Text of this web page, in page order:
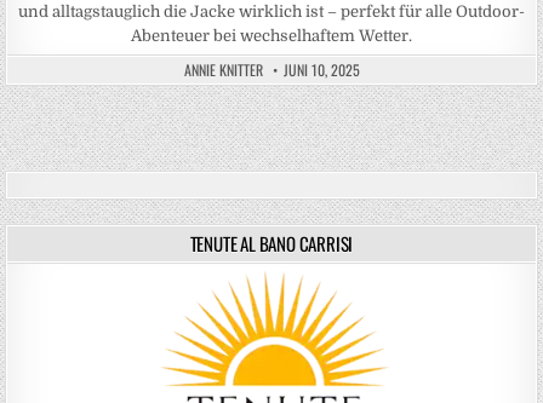
und alltagstauglich die Jacke wirklich ist – perfekt für alle Outdoor-
Abenteuer bei wechselhaftem Wetter.
ANNIE KNITTER JUNI 10, 2025
TENUTE AL BANO CARRISI